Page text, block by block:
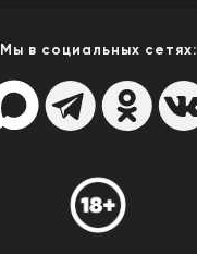
Мы в социальных сетях: